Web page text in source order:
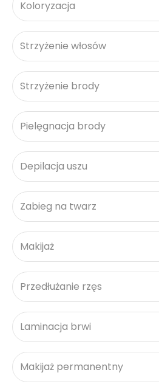
Koloryzacja
Strzyżenie włosów
Strzyżenie brody
Pielęgnacja brody
Depilacja uszu
Zabieg na twarz
Makijaż
Przedłużanie rzęs
Laminacja brwi
Makijaż permanentny